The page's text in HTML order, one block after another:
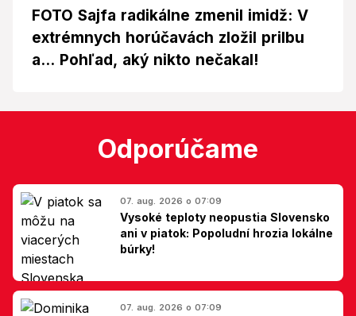
FOTO Sajfa radikálne zmenil imidž: V
extrémnych horúčavách zložil prilbu
a... Pohľad, aký nikto nečakal!
Odporúčame
07. aug. 2026 o 07:09
Vysoké teploty neopustia Slovensko
ani v piatok: Popoludní hrozia lokálne
búrky!
07. aug. 2026 o 07:09